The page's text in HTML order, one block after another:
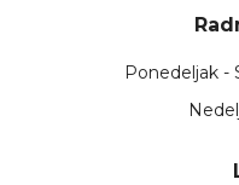
Ponedeljak -